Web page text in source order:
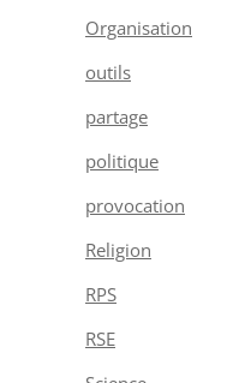
Organisation
outils
partage
politique
provocation
Religion
RPS
RSE